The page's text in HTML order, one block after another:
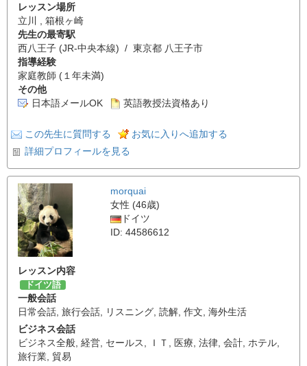
レッスン場所
立川 , 箱根ヶ崎
先生の最寄駅
西八王子 (JR-中央本線) / 東京都 八王子市
指導経験
家庭教師 (１年未満)
その他
日本語メールOK
英語教授法資格あり
この先生に質問する
お気に入りへ追加する
詳細プロフィールを見る
morquai
女性 (46歳)
ドイツ
ID: 44586612
レッスン内容
ドイツ語
一般会話
日常会話 旅行会話 リスニング 読解 作文 海外生活
ビジネス会話
ビジネス全般 経営 セールス ＩＴ 医療 法律 会計 ホテル
旅行業 貿易